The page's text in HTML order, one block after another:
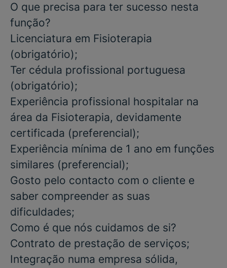
O que precisa para ter sucesso nesta
função?
Licenciatura em Fisioterapia
(obrigatório);
Ter cédula profissional portuguesa
(obrigatório);
Experiência profissional hospitalar na
área da Fisioterapia, devidamente
certificada (preferencial);
Experiência mínima de 1 ano em funções
similares (preferencial);
Gosto pelo contacto com o cliente e
saber compreender as suas
dificuldades;
Como é que nós cuidamos de si?
Contrato de prestação de serviços;
Integração numa empresa sólida,